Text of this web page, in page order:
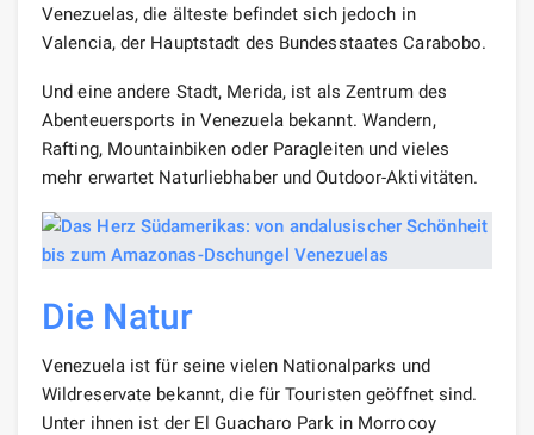
Venezuelas, die älteste befindet sich jedoch in
Valencia, der Hauptstadt des Bundesstaates Carabobo.
Und eine andere Stadt, Merida, ist als Zentrum des
Abenteuersports in Venezuela bekannt. Wandern,
Rafting, Mountainbiken oder Paragleiten und vieles
mehr erwartet Naturliebhaber und Outdoor-Aktivitäten.
Die Natur
Venezuela ist für seine vielen Nationalparks und
Wildreservate bekannt, die für Touristen geöffnet sind.
Unter ihnen ist der El Guacharo Park in Morrocoy